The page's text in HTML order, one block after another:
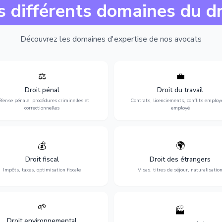
différents domaines du
Découvrez les domaines d'expertise de nos avocats
⚖️
Droit pénal
pénale, procédures criminelles et
correctionnelles
Expertise en matière pénale, de
en garde à vue jusqu'au
pour toute affaire correctionnelle
ou criminelle.
💼
Droit du travail
Contrats, licenciements, conflits
employé
Protection de vos droits au
contrats, licenciements,
discrimination et conflits avec
l'employeur.
💰
Droit fiscal
Impôts, taxes, optimisation fiscale
de votre situation fiscale :
contentieux, contrôles
fiscaux et planification.
🌍
Droit des étrangers
Visas, titres de séjour, naturalisation
Obtention de vos droits de séjour :
cartes de séjour, regroupement
naturalisation.
🌱 🏭
Structuration de votre société :